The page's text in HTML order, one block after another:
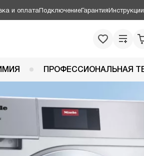
и оплатаПодключениеГарантияИнструкции
ПРОФЕССИОНАЛЬНАЯ